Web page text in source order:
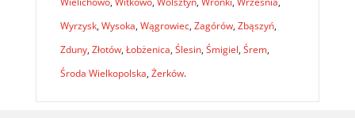
Wyrzysk, Wysoka, Wągrowiec, Zagórów, Zbąszyń,
Zduny, Złotów, Łobżenica, Ślesin, Śmigiel, Śrem,
Środa Wielkopolska, Żerków.